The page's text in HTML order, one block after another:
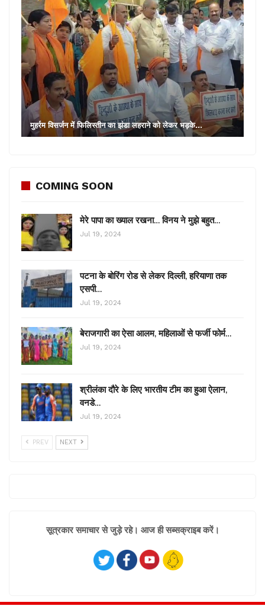
मुहर्रम विसर्जन में फिलिस्तीन का झंडा लहराने को लेकर भड़के…
COMING SOON
मेरे पापा का ख्याल रखना… विनय ने मुझे बहुत…
Jul 19, 2024
पटना के बोरिंग रोड से लेकर दिल्ली, हरियाणा तक
एसपी…
Jul 19, 2024
बेराजगारी का ऐसा आलम, महिलाओं से फर्जी फोर्म…
Jul 19, 2024
श्रीलंका दौरे के लिए भारतीय टीम का हुआ ऐलान,
वनडे…
Jul 19, 2024
PREV NEXT
सूत्रकार समाचार से जुड़े रहे। आज ही सब्सक्राइब करें।